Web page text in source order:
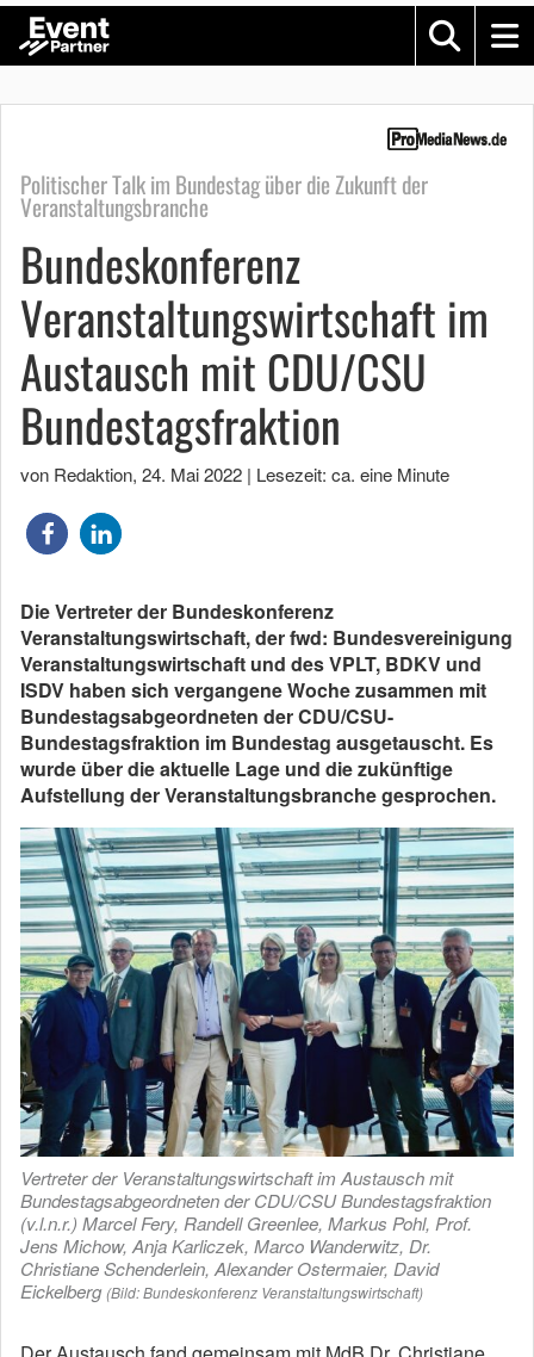
Politischer Talk im Bundestag über die Zukunft der
Veranstaltungsbranche
Bundeskonferenz
Veranstaltungswirtschaft im
Austausch mit CDU/CSU
Bundestagsfraktion
von Redaktion, 24. Mai 2022 | Lesezeit: ca. eine Minute
Die Vertreter der Bundeskonferenz
Veranstaltungswirtschaft, der fwd: Bundesvereinigung
Veranstaltungswirtschaft und des VPLT, BDKV und
ISDV haben sich vergangene Woche zusammen mit
Bundestagsabgeordneten der CDU/CSU-
Bundestagsfraktion im Bundestag ausgetauscht. Es
wurde über die aktuelle Lage und die zukünftige
Aufstellung der Veranstaltungsbranche gesprochen.
Vertreter der Veranstaltungswirtschaft im Austausch mit
Bundestagsabgeordneten der CDU/CSU Bundestagsfraktion
(v.l.n.r.) Marcel Fery, Randell Greenlee, Markus Pohl, Prof.
Jens Michow, Anja Karliczek, Marco Wanderwitz, Dr.
Christiane Schenderlein, Alexander Ostermaier, David
Eickelberg (Bild: Bundeskonferenz Veranstaltungswirtschaft)